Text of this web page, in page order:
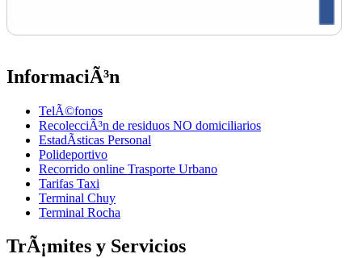
InformaciÃ³n
TelÃ©fonos
RecolecciÃ³n de residuos NO domiciliarios
EstadÃ­sticas Personal
Polideportivo
Recorrido online Trasporte Urbano
Tarifas Taxi
Terminal Chuy
Terminal Rocha
TrÃ¡mites y Servicios